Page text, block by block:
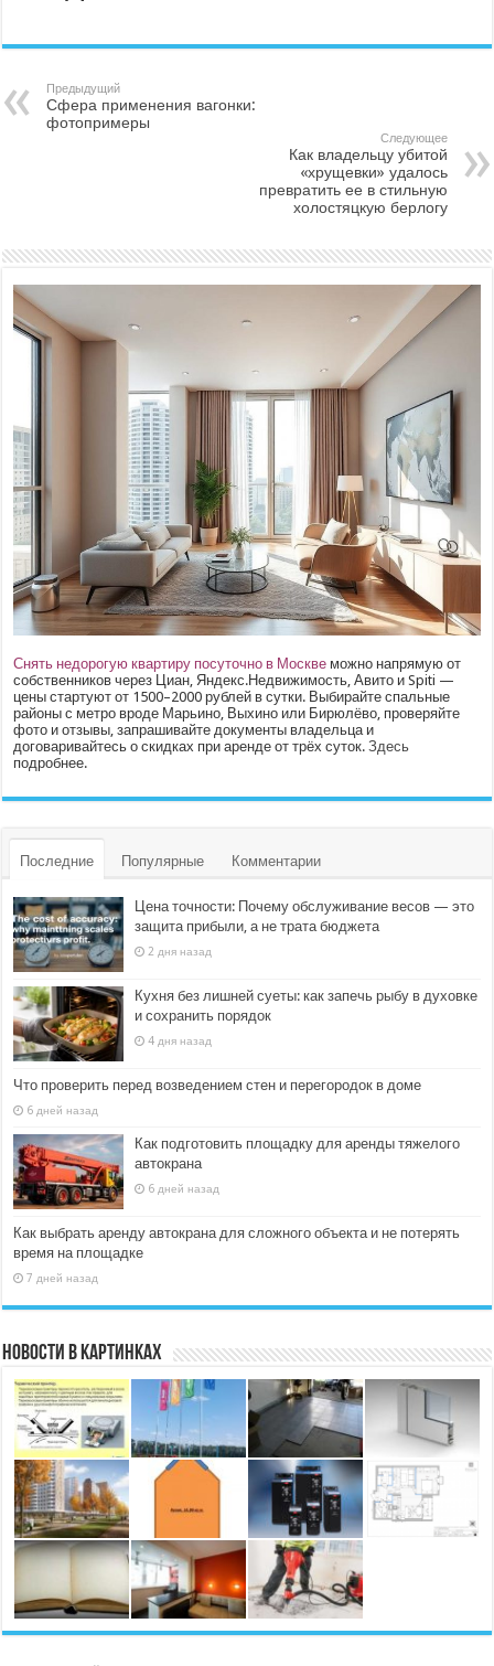
Предыдущий
Сфера применения вагонки:
фотопримеры
Следующее
Как владельцу убитой
«хрущевки» удалось
превратить ее в стильную
холостяцкую берлогу
Снять недорогую квартиру посуточно в Москве можно напрямую от
собственников через Циан, Яндекс.Недвижимость, Авито и Spiti —
цены стартуют от 1500–2000 рублей в сутки. Выбирайте спальные
районы с метро вроде Марьино, Выхино или Бирюлёво, проверяйте
фото и отзывы, запрашивайте документы владельца и
договаривайтесь о скидках при аренде от трёх суток.Здесь
подробнее.
Последние Популярные Комментарии
Цена точности: Почему обслуживание весов — это
защита прибыли, а не трата бюджета
2 дня назад
Кухня без лишней суеты: как запечь рыбу в духовке
и сохранить порядок
4 дня назад
Что проверить перед возведением стен и перегородок в доме
6 дней назад
Как подготовить площадку для аренды тяжелого
автокрана
6 дней назад
Как выбрать аренду автокрана для сложного объекта и не потерять
время на площадке
7 дней назад
Новости в картинках